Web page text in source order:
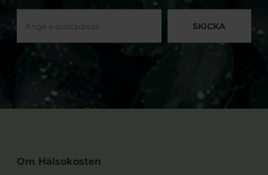
SKICKA
Om Hälsokosten